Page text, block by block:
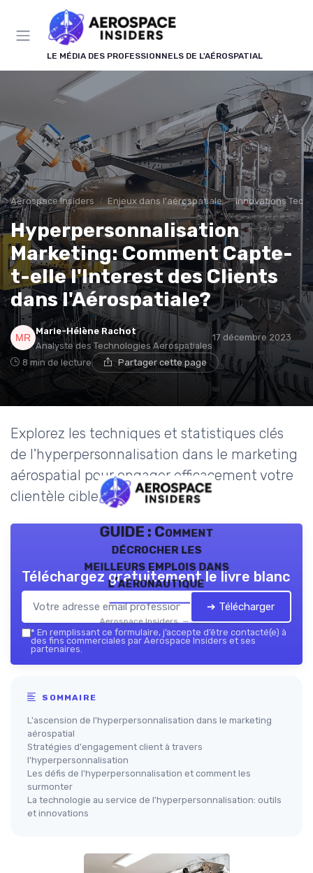
LE MÉDIA DES PROFESSIONNELS DE L'AÉROSPATIAL
Aerospace Insiders Enjeux dans l'aérospatiale Innovations
Hyperpersonnalisation
Marketing: Comment Capte-
t-elle l'Interest des Clients
dans l'Aérospatiale?
Marie-Hélène Rachot
Analyste des Technologies Aerospatiales
17 décembre 2023
8 min de lecture Partager cette page
Explorez les techniques et statistiques clés
de l'hyperpersonnalisation dans le marketing
aérospatial pour engager efficacement votre
clientèle cible.
GUIDE : Comment
décrocher les
meilleurs emplois dans
l’aéronautique
Aerospace Insiders — 2026
Téléchargez gratuitement le livre blanc
➔ Télécharger
* En remplissant ce formulaire, j’accepte d’être contacté(e) à
des fins commerciales par Aerospace Insiders et ses
partenaires.
SOMMAIRE
L'ascension de l'hyperpersonnalisation dans le marketing
aérospatial
Stratégies d'engagement client à travers
l'hyperpersonnalisation
Les défis de l'hyperpersonnalisation et comment les
surmonter
La technologie au service de l'hyperpersonnalisation: outils
et innovations
Panneau de gestion des cookies